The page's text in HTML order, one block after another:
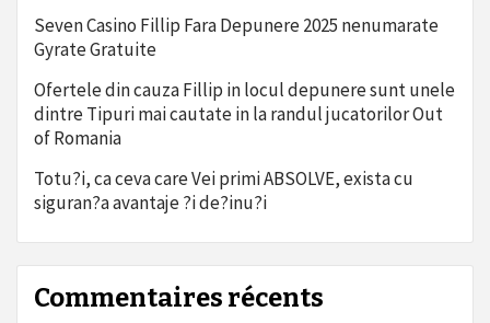
Seven Casino Fillip Fara Depunere 2025 nenumarate
Gyrate Gratuite
Ofertele din cauza Fillip in locul depunere sunt unele
dintre Tipuri mai cautate in la randul jucatorilor Out
of Romania
Totu?i, ca ceva care Vei primi ABSOLVE, exista cu
siguran?a avantaje ?i de?inu?i
Commentaires récents